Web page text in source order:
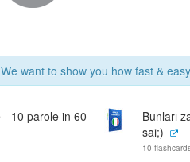
We want to show you how fast &
10 parole in 60
Bunları
sai;)
10